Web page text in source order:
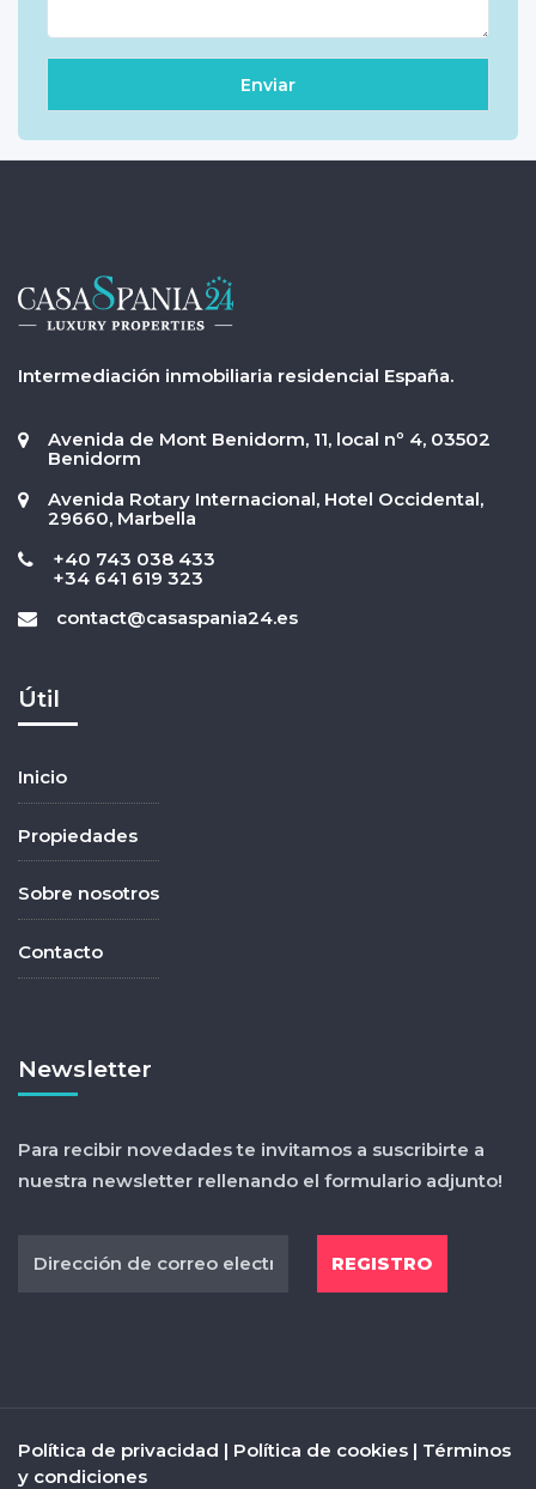
Intermediación inmobiliaria residencial España.
Avenida de Mont Benidorm, 11, local nº 4, 03502
Benidorm
Avenida Rotary Internacional, Hotel Occidental,
29660, Marbella
+40 743 038 433
+34 641 619 323
contact@casaspania24.es
Útil
Inicio
Propiedades
Sobre nosotros
Contacto
Newsletter
Para recibir novedades te invitamos a suscribirte a
nuestra newsletter rellenando el formulario adjunto!
Política de privacidad | Política de cookies | Términos
y condiciones